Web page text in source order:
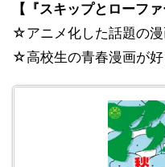
【『スキップとローフ
☆アニメ化した話題の漫
☆高校生の青春漫画が好